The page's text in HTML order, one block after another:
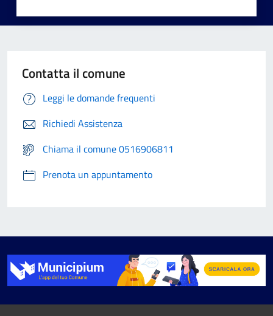
Contatta il comune
Leggi le domande frequenti
Richiedi Assistenza
Chiama il comune 0516906811
Prenota un appuntamento